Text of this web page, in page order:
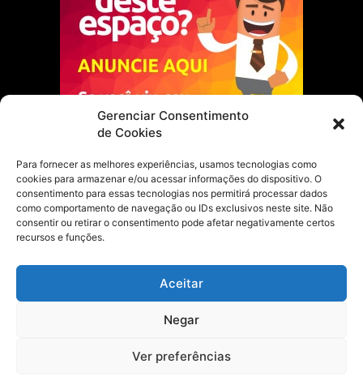
Gerenciar Consentimento
de Cookies
Para fornecer as melhores experiências, usamos tecnologias como
cookies para armazenar e/ou acessar informações do dispositivo. O
consentimento para essas tecnologias nos permitirá processar dados
como comportamento de navegação ou IDs exclusivos neste site. Não
consentir ou retirar o consentimento pode afetar negativamente certos
recursos e funções.
Aceitar
Negar
Ver preferências
Escolha do Editor
Justiça Itinerante garante regularização
fundiária e casamento comunitário para
famílias em Portel
21 de maio de 2026
feminino pelos Jogos Estudantis Paraenses